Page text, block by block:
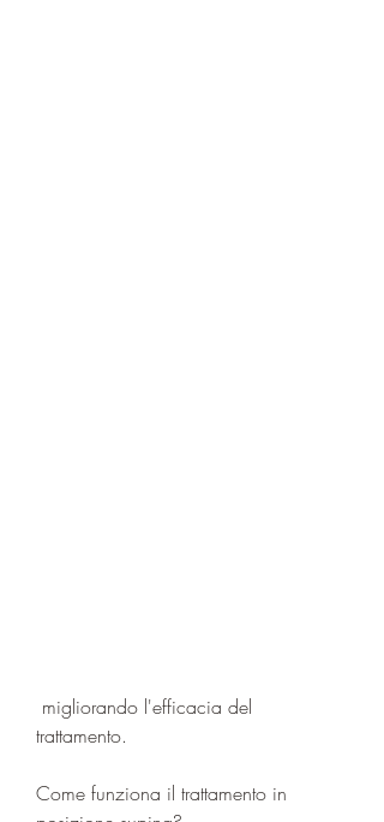
trattamento.
Come funziona il trattamento in